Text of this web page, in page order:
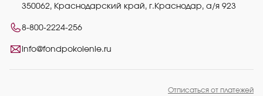
350062, Краснодарский край, г.Краснодар, а/я 923
8-800-2224-256
info@fondpokolenie.ru
Отписаться от платежей